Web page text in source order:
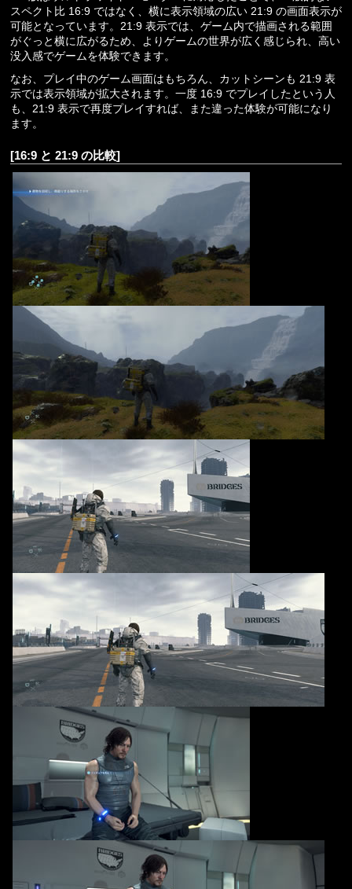
スペクト比 16:9 ではなく、横に表示領域の広い 21:9 の画面表示が
可能となっています。21:9 表示では、ゲーム内で描画される範囲
がぐっと横に広がるため、よりゲームの世界が広く感じられ、高い
没入感でゲームを体験できます。
なお、プレイ中のゲーム画面はもちろん、カットシーンも 21:9 表
示では表示領域が拡大されます。一度 16:9 でプレイしたという人
も、21:9 表示で再度プレイすれば、また違った体験が可能になり
ます。
[16:9 と 21:9 の比較]